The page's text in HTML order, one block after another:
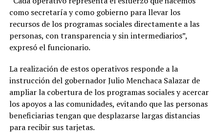
como secretaría y como gobierno para llevar los
recursos de los programas sociales directamente a las
personas, con transparencia y sin intermediarios”,
expresó el funcionario.
La realización de estos operativos responde a la
instrucción del gobernador Julio Menchaca Salazar de
ampliar la cobertura de los programas sociales y acercar
los apoyos a las comunidades, evitando que las personas
beneficiarias tengan que desplazarse largas distancias
para recibir sus tarjetas.